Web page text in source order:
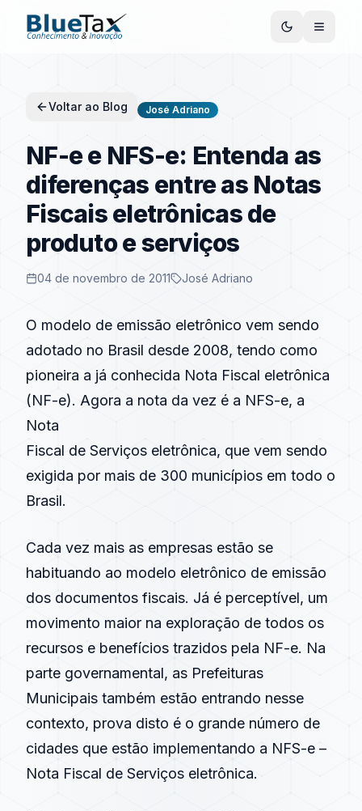
Voltar ao Blog José Adriano
NF-e e NFS-e: Entenda as
diferenças entre as Notas
Fiscais eletrônicas de
produto e serviços
04 de novembro de 2011 José Adriano
O modelo de emissão eletrônico vem sendo
adotado no Brasil desde 2008, tendo como
pioneira a já conhecida Nota Fiscal eletrônica
(NF-e). Agora a nota da vez é a NFS-e, a
Nota
Fiscal de Serviços eletrônica, que vem sendo
exigida por mais de 300 municípios em todo o
Brasil.
Cada vez mais as empresas estão se
habituando ao modelo eletrônico de emissão
dos documentos fiscais. Já é perceptível, um
movimento maior na exploração de todos os
recursos e benefícios trazidos pela NF-e. Na
parte governamental, as Prefeituras
Municipais também estão entrando nesse
contexto, prova disto é o grande número de
cidades que estão implementando a NFS-e –
Nota Fiscal de Serviços eletrônica.